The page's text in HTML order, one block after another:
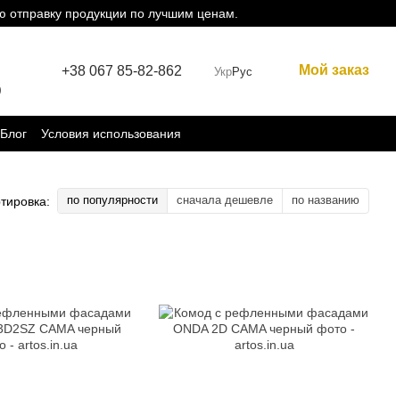
продукции по лучшим ценам.
+38 067 85-82-862 УкрРус Мой заказ
Блог Условия использования
по популярности сначала дешевле по названию